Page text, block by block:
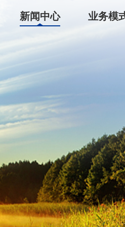
新闻中心 业务模